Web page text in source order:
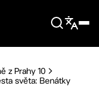
z Prahy 10
světa: Benátky